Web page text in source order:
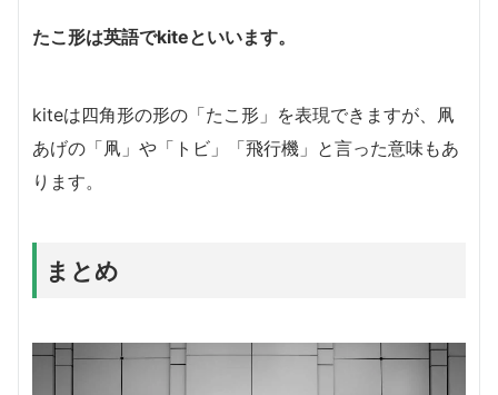
たこ形は英語でkiteといいます。
kiteは四角形の形の「たこ形」を表現できますが、凧
あげの「凧」や「トビ」「飛行機」と言った意味もあ
ります。
まとめ